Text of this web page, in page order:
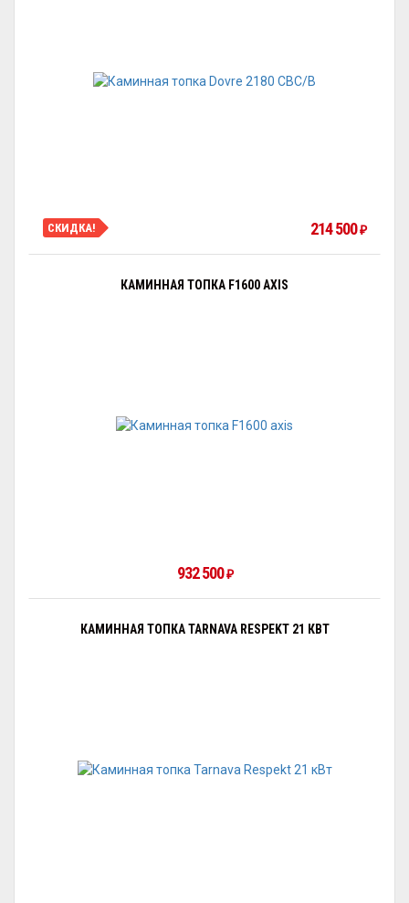
СКИДКА! 214 500 ₽
КАМИННАЯ ТОПКА F1600 AXIS
932 500 ₽
КАМИННАЯ ТОПКА TARNAVA RESPEKT 21 КВТ